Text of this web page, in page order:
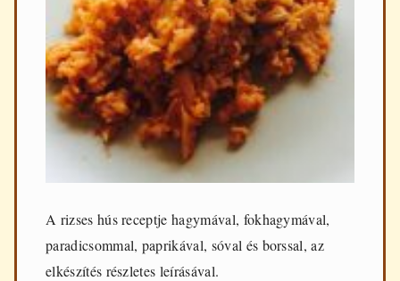
A rizses hús receptje hagymával, fokhagymával,
paradicsommal, paprikával, sóval és borssal, az
elkészítés részletes leírásával.